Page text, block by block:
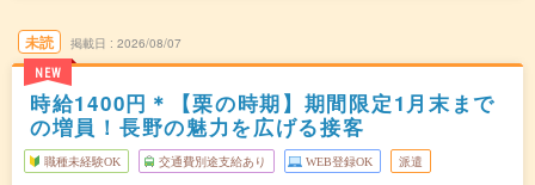
未読
NEW
掲載日 2026/08/07
時給1400円＊【栗の時期】期間限定1月末まで
の増員！長野の魅力を広げる接客
職種未経験OK 交通費別途支給あり WEB登録OK 派遣